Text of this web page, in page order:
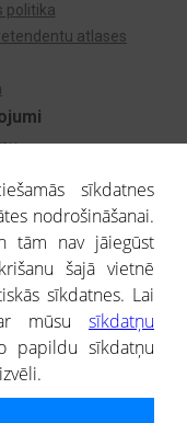
politika
atlases
sīkdatnes
nodrošināšanai.
tām nav jāiegūst
šajā vietnē
sīkdatnes. Lai
mūsu sīkdatņu
papildu sīkdatņu